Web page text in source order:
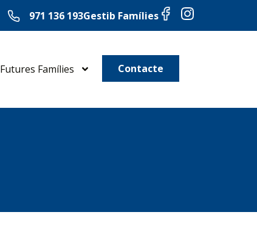
971 136 193Gestib Famílies
Futures Famílies Contacte